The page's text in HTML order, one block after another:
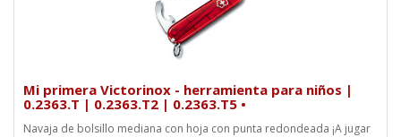
Mi primera Victorinox - herramienta para niños |
0.2363.T | 0.2363.T2 | 0.2363.T5 •
Navaja de bolsillo mediana con hoja con punta redondeada ¡A jugar